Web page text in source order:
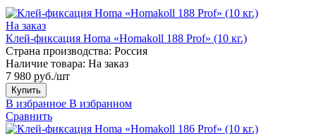
На заказ
Клей-фиксация Homa «Homakoll 188 Prof» (10 кг.)
Страна производства: Россия
Наличие товара: На заказ
7 980 руб./шт
Купить
В избранное В избранном
Сравнить